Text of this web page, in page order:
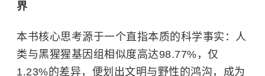
界
本书核心思考源于一个直指本质的科学事实：人
类与黑猩猩基因组相似度高达98.77%，仅
1.23%的差异，便划出文明与野性的鸿沟，成为